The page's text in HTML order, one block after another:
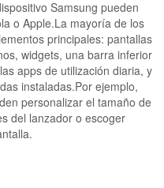
Samsung pueden
o Apple.La mayoría de los
principales: pantallas
widgets, una barra inferior
apps de utilización diaria, y
instaladas.Por ejemplo,
personalizar el tamaño de
del lanzador o escoger